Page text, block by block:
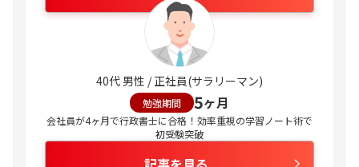
40代 男性 / 正社員(サラリーマン)
勉強期間 5ヶ月
会社員が4ヶ月で行政書士に合格！効率重視の学習ノート術で
初受験突破